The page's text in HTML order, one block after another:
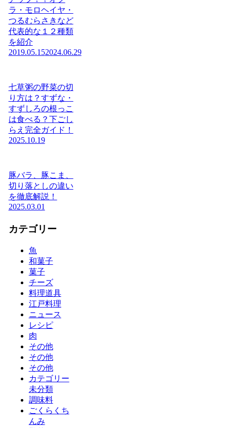
ラ・モロヘイヤ・
つるむらさきなど
代表的な１２種類
を紹介
2019.05.152024.06.29
七草粥の野菜の切
り方は？すずな・
すずしろの根っこ
は食べる？下ごし
らえ完全ガイド！
2025.10.19
豚バラ、豚こま、
切り落としの違い
を徹底解説！
2025.03.01
カテゴリー
魚
和菓子
菓子
チーズ
料理道具
江戸料理
ニュース
レシピ
肉
その他
その他
その他
カテゴリー
未分類
調味料
ごくらくち
んみ